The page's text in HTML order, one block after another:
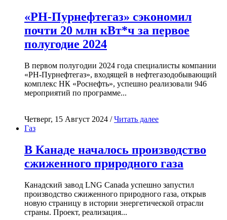
«РН-Пурнефтегаз» сэкономил
почти 20 млн кВт*ч за первое
полугодие 2024
В первом полугодии 2024 года специалисты компании
«РН-Пурнефтегаз», входящей в нефтегазодобывающий
комплекс НК «Роснефть», успешно реализовали 946
мероприятий по программе...
Четверг, 15 Август 2024 /Читать далее
Газ
В Канаде началось производство
сжиженного природного газа
Канадский завод LNG Canada успешно запустил
производство сжиженного природного газа, открыв
новую страницу в истории энергетической отрасли
страны. Проект, реализация...